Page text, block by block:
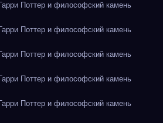
Поттер и философский камень
Поттер и философский камень
Поттер и философский камень
Поттер и философский камень
Поттер и философский камень